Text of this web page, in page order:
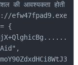
की आवश्यकता होती है।
{